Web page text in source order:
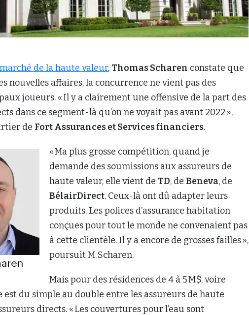
marché de la haute valeur, Thomas Scharen constate que
nouvelles affaires, la concurrence ne vient pas des
joueurs. « Il y a clairement une offensive de la part des
dans ce segment-là qu’on ne voyait pas avant 2022 »,
de Fort Assurances et Services financiers.
« Ma plus grosse compétition, quand je
demande des soumissions aux assureurs de
haute valeur, elle vient de TD, de Beneva, de
BélairDirect. Ceux-là ont dû adapter leurs
produits. Les polices d’assurance habitation
conçues pour tout le monde ne convenaient pas
à cette clientèle. Il y a encore de grosses failles »,
poursuit M. Scharen.
Mais pour des résidences de 4 à 5 M$, voire
est du simple au double entre les assureurs de haute
directs. « Les couvertures pour l’eau sont